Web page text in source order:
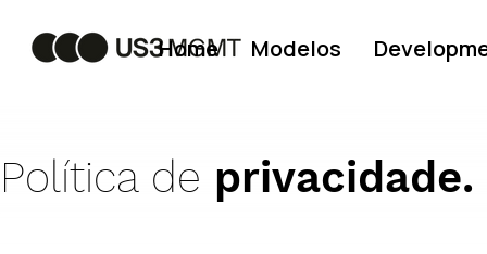
Home Modelos
Política de privacidade.